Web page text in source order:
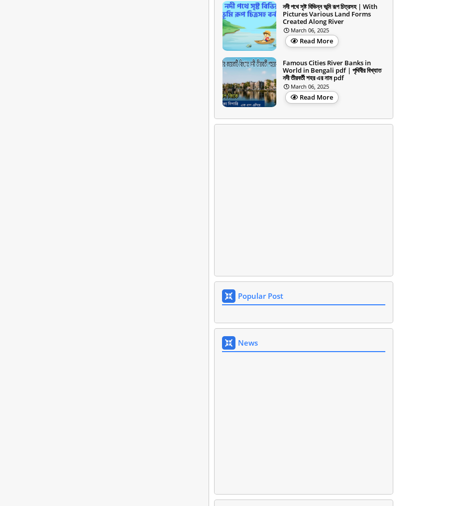
নদী পথে সৃষ্ট বিভিন্ন ভূমি রূপ চিত্রসহ | With
Pictures Various Land Forms
Created Along River
March 06, 2025
Read More
Famous Cities River Banks in
World in Bengali pdf | পৃথিবীর বিখ্যাত
নদী তীরবর্তী শহর এর নাম pdf
March 06, 2025
Read More
Popular Post
News